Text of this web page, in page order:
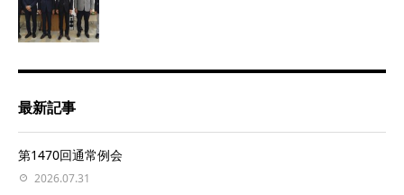
最新記事
第1470回通常例会
2026.07.31